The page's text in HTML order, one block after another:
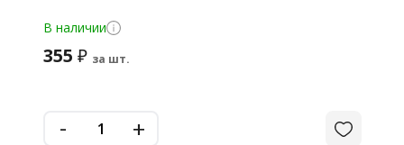
В наличии
355 ₽ за шт.
- +